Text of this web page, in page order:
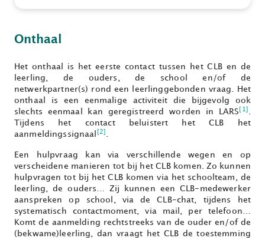
Onthaal
Het onthaal is het eerste contact tussen het CLB en de
leerling, de ouders, de school en/of de
netwerkpartner(s) rond een leerlinggebonden vraag. Het
onthaal is een eenmalige activiteit die bijgevolg ook
slechts eenmaal kan geregistreerd worden in LARS
[1]
Tijdens het contact beluistert het CLB het
aanmeldingssignaal
[2]
Een hulpvraag kan via verschillende wegen en op
verscheidene manieren tot bij het CLB komen. Zo kunnen
hulpvragen tot bij het CLB komen via het schoolteam, de
leerling, de ouders… Zij kunnen een CLB-medewerker
aanspreken op school, via de CLB-chat, tijdens het
systematisch contactmoment, via mail, per telefoon…
Komt de aanmelding rechtstreeks van de ouder en/of de
(bekwame)leerling, dan vraagt het CLB de toestemming